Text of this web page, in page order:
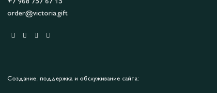
+7 968 757 67 15
order@victoria.gift
Создание, поддержка и обслуживание сайта: